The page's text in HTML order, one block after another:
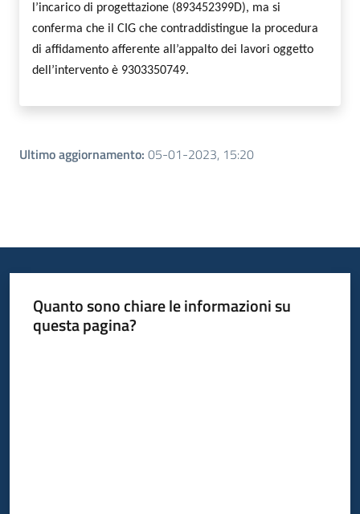
l’incarico di progettazione (893452399D), ma si
conferma che il CIG che contraddistingue la procedura
di affidamento afferente all’appalto dei lavori oggetto
dell’intervento è 9303350749.
Ultimo aggiornamento: 05-01-2023, 15:20
Quanto sono chiare le informazioni su
questa pagina?